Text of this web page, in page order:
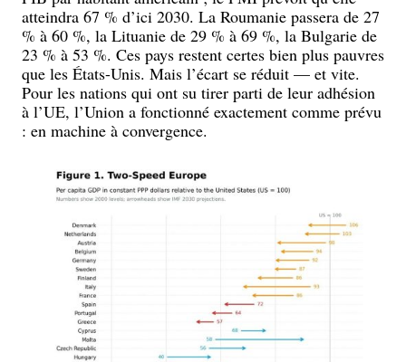
atteindra 67 % d’ici 2030. La Roumanie passera de 27
% à 60 %, la Lituanie de 29 % à 69 %, la Bulgarie de
23 % à 53 %. Ces pays restent certes bien plus pauvres
que les États-Unis. Mais l’écart se réduit — et vite.
Pour les nations qui ont su tirer parti de leur adhésion
à l’UE, l’Union a fonctionné exactement comme prévu
: en machine à convergence.